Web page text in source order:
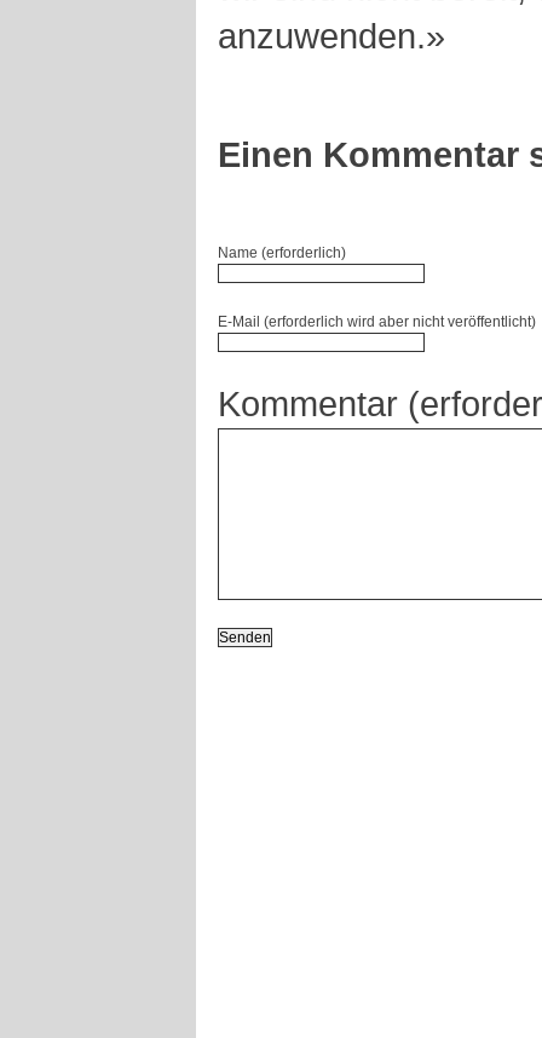
anzuwenden.»
Einen Kommentar
Name (erforderlich)
E-Mail (erforderlich wird aber nicht veröffentlicht)
Kommentar